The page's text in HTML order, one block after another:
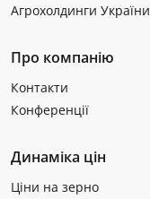
Агрохолдинги України
Про компанію
Контакти
Конференції
Динаміка цін
Ціни на зерно